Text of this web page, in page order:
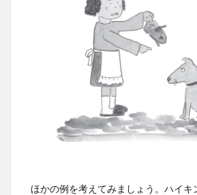
ほかの例を考えてみましょう。ハイキ